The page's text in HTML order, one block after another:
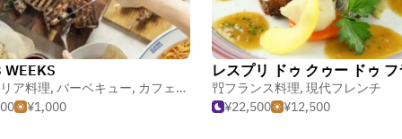
WEEKS
ア料理, バーベキュー, カフェ・喫茶店
¥1,000
フランス料理, 現代フレンチ
¥22,500
¥12,500